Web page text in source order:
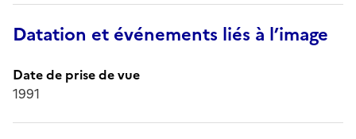
Datation et événements liés à l’image
Date de prise de vue
1991